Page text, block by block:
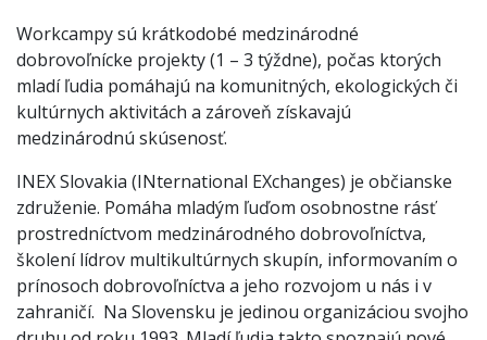
Workcampy sú krátkodobé medzinárodné
dobrovoľnícke projekty (1 – 3 týždne), počas ktorých
mladí ľudia pomáhajú na komunitných, ekologických či
kultúrnych aktivitách a zároveň získavajú
medzinárodnú skúsenosť.
INEX Slovakia (INternational EXchanges) je občianske
združenie. Pomáha mladým ľuďom osobnostne rásť
prostredníctvom medzinárodného dobrovoľníctva,
školení lídrov multikultúrnych skupín, informovaním o
prínosoch dobrovoľníctva a jeho rozvojom u nás i v
zahraničí. Na Slovensku je jedinou organizáciou svojho